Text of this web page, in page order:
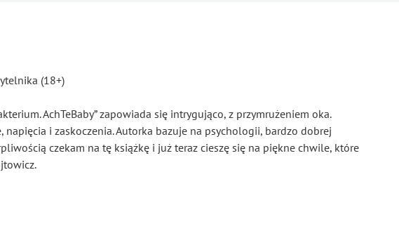
(18+)
AchTeBaby” zapowiada się intrygująco, z przymrużeniem oka.
napięcia i zaskoczenia. Autorka bazuje na psychologii, bardzo dobrej
czekam na tę książkę i już teraz cieszę się na piękne chwile, które